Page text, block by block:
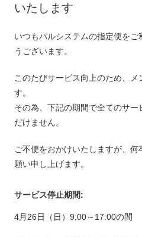
いたします
いつもパルシステムの指定便をご
うございます。
このたびサービス向上のため、メ
す。
その為、下記の期間で全てのサ
だけません。
ご不便をおかけいたしますが、
願い申し上げます。
サービス停止期間:
4月26日（日）9:00～17:00の間